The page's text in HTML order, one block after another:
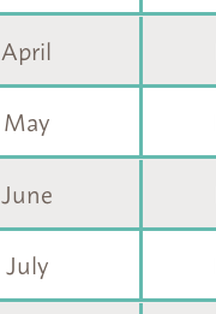
April
May
June
July